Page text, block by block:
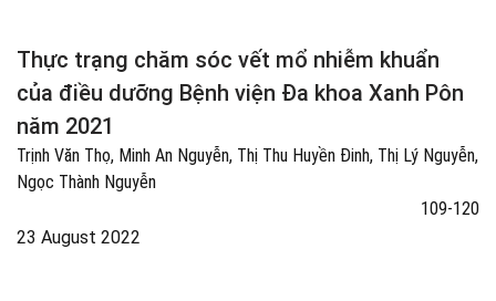
Thực trạng chăm sóc vết mổ nhiễm khuẩn
của điều dưỡng Bệnh viện Đa khoa Xanh Pôn
năm 2021
Trịnh Văn Thọ, Minh An Nguyễn, Thị Thu Huyền Đinh, Thị Lý Nguyễn,
Ngọc Thành Nguyễn
109-120
23 August 2022